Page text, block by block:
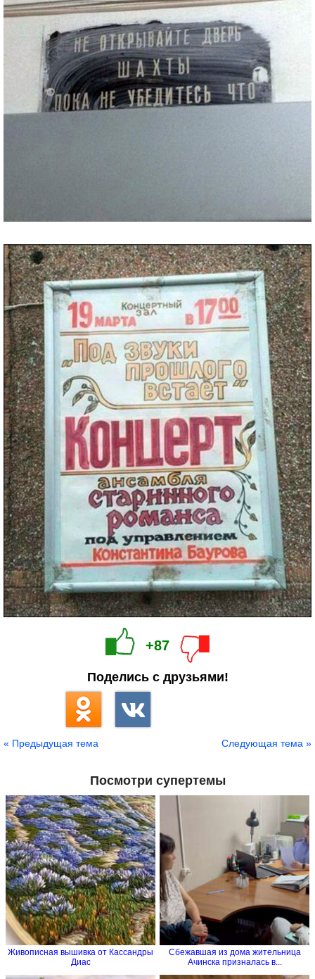
+87
Поделись с друзьями!
« Предыдущая тема Следующая тема »
Посмотри супертемы
Живописная вышивка от Кассандры
Диас
Сбежавшая из дома жительница
Ачинска призналась в...